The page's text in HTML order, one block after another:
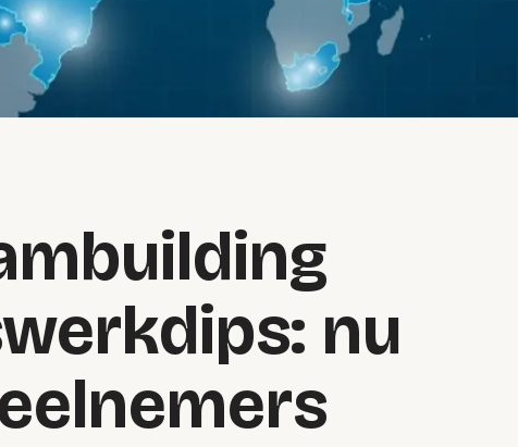
nu